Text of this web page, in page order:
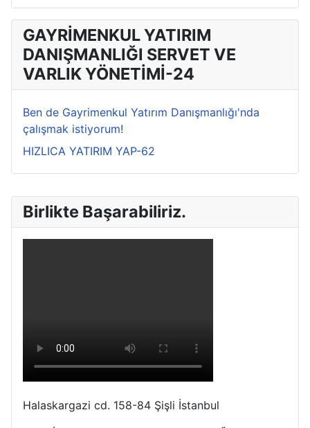
Birlikte Başarabiliriz.
Halaskargazi cd. 158-84 Şişli İstanbul
GAYRİMENKUL YATIRIM
DANIŞMANLIĞI SERVET VE
VARLIK YÖNETİMİ-24
Ben de Gayrimenkul Yatırım Danışmanlığı'nda
çalışmak istiyorum!
HIZLICA YATIRIM YAP-62